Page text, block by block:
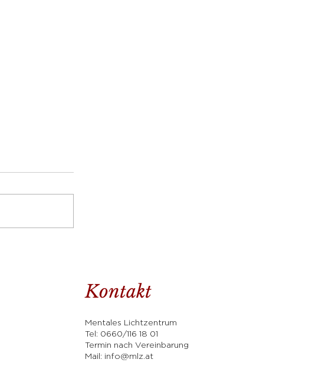
Kontakt
Mentales Lichtzentrum
Tel: 0660/116 18 01
Termin nach Vereinbarung
Mail: info@mlz.at